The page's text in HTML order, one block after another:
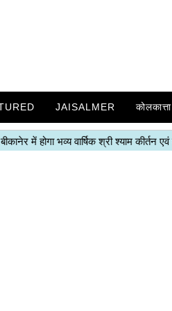
JAISALMER कोलकात्ता